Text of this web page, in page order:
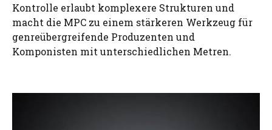
Kontrolle erlaubt komplexere Strukturen und
macht die MPC zu einem stärkeren Werkzeug für
genreübergreifende Produzenten und
Komponisten mit unterschiedlichen Metren.